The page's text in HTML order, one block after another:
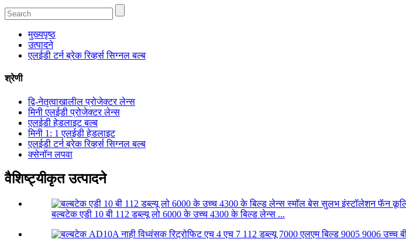
मुख्यपृष्ठ
उत्पादने
एलईडी टर्न ब्रेक रिव्हर्स सिग्नल बल्ब
श्रेणी
द्वि-नेतृत्वाखालील प्रोजेक्टर लेन्स
मिनी एलईडी प्रोजेक्टर लेन्स
एलईडी हेडलाइट बल्ब
मिनी 1: 1 एलईडी हेडलाइट
एलईडी टर्न ब्रेक रिव्हर्स सिग्नल बल्ब
क्सेनॉन लपवा
वैशिष्ट्यीकृत उत्पादने
बल्बटेक एडी 10 बी 112 डब्ल्यू लो 6000 के उच्च 4300 के बिल्ड लेन्स ...